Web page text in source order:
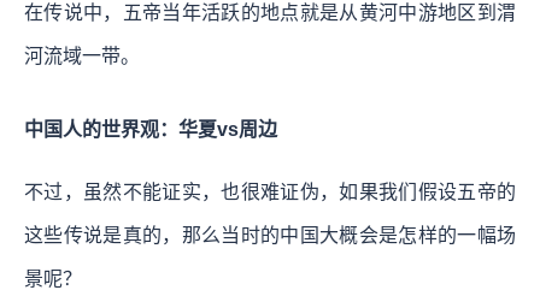
在传说中，五帝当年活跃的地点就是从黄河中游地区到渭
河流域一带。
中国人的世界观：华夏vs周边
不过，虽然不能证实，也很难证伪，如果我们假设五帝的
这些传说是真的，那么当时的中国大概会是怎样的一幅场
景呢？